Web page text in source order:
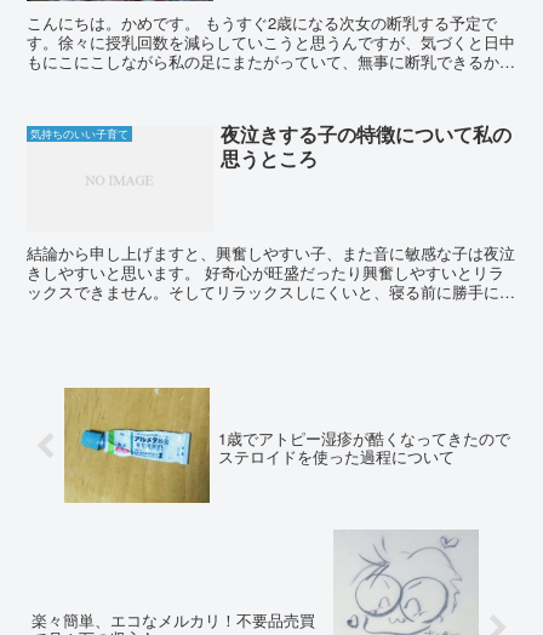
こんにちは。かめです。 もうすぐ2歳になる次女の断乳する予定で
す。徐々に授乳回数を減らしていこうと思うんですが、気づくと日中
もにこにこしながら私の足にまたがっていて、無事に断乳できるか心
気持ちのいい子育て
夜泣きする子の特徴について私の
思うところ
結論から申し上げますと、興奮しやすい子、また音に敏感な子は夜泣
きしやすいと思います。 好奇心が旺盛だったり興奮しやすいとリラ
ックスできません。そしてリラックスしにくいと、寝る前に勝手にど
1歳でアトピー湿疹が酷くなってきたので
ステロイドを使った過程について
楽々簡単、エコなメルカリ！不要品売買